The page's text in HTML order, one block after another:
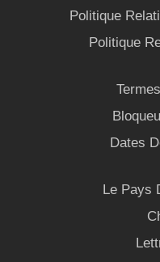
Politique
Politique
Dates
Le Pays